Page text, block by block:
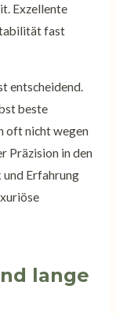
Exzellente
fast
entscheidend.
beste
oft nicht wegen
Präzision in den
Erfahrung
lange